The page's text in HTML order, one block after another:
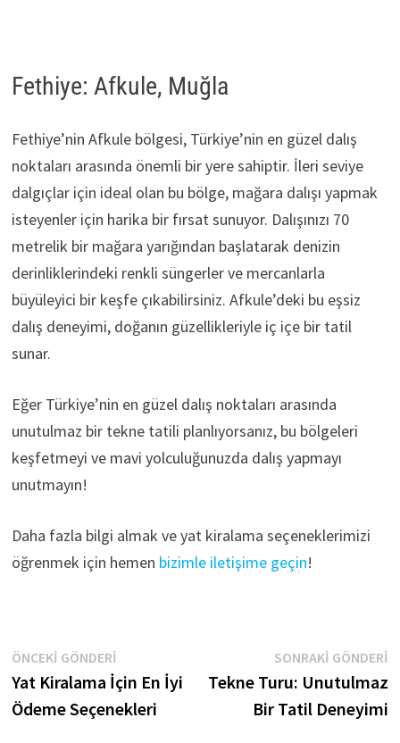
Fethiye: Afkule, Muğla
Fethiye’nin Afkule bölgesi, Türkiye’nin en güzel dalış
noktaları arasında önemli bir yere sahiptir. İleri seviye
dalgıçlar için ideal olan bu bölge, mağara dalışı yapmak
isteyenler için harika bir fırsat sunuyor. Dalışınızı 70
metrelik bir mağara yarığından başlatarak denizin
derinliklerindeki renkli süngerler ve mercanlarla
büyüleyici bir keşfe çıkabilirsiniz. Afkule’deki bu eşsiz
dalış deneyimi, doğanın güzellikleriyle iç içe bir tatil
sunar.
Eğer Türkiye’nin en güzel dalış noktaları arasında
unutulmaz bir tekne tatili planlıyorsanız, bu bölgeleri
keşfetmeyi ve mavi yolculuğunuzda dalış yapmayı
unutmayın!
Daha fazla bilgi almak ve yat kiralama seçeneklerimizi
öğrenmek için hemen bizimle iletişime geçin!
Yazı
gezinmesi
ÖNCEKI GÖNDERI
gönderi:
Yat Kiralama İçin En İyi
Ödeme Seçenekleri
SONRAKI GÖNDERI
Tekne Turu: Unutulmaz
Bir Tatil Deneyimi